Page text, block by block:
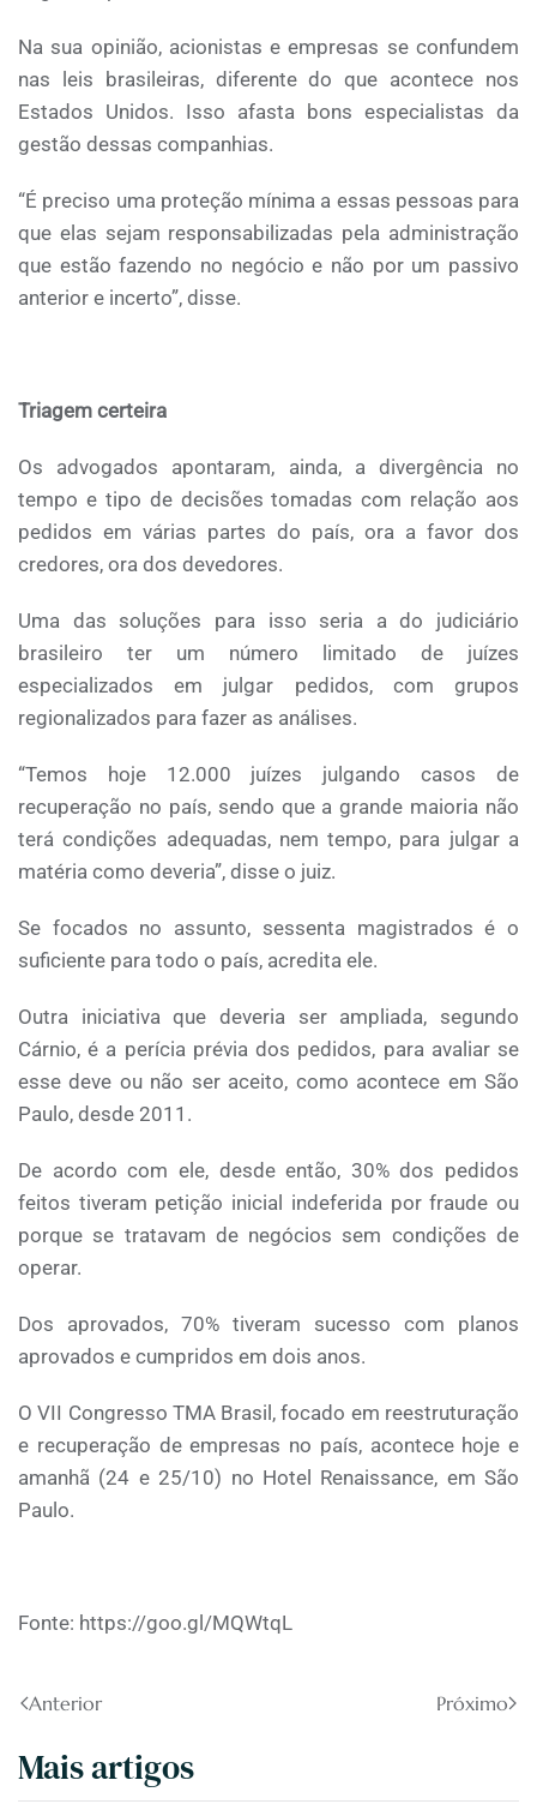
Na sua opinião, acionistas e empresas se confundem
nas leis brasileiras, diferente do que acontece nos
Estados Unidos. Isso afasta bons especialistas da
gestão dessas companhias.
“É preciso uma proteção mínima a essas pessoas para
que elas sejam responsabilizadas pela administração
que estão fazendo no negócio e não por um passivo
anterior e incerto”, disse.
Triagem certeira
Os advogados apontaram, ainda, a divergência no
tempo e tipo de decisões tomadas com relação aos
pedidos em várias partes do país, ora a favor dos
credores, ora dos devedores.
Uma das soluções para isso seria a do judiciário
brasileiro ter um número limitado de juízes
especializados em julgar pedidos, com grupos
regionalizados para fazer as análises.
“Temos hoje 12.000 juízes julgando casos de
recuperação no país, sendo que a grande maioria não
terá condições adequadas, nem tempo, para julgar a
matéria como deveria”, disse o juiz.
Se focados no assunto, sessenta magistrados é o
suficiente para todo o país, acredita ele.
Outra iniciativa que deveria ser ampliada, segundo
Cárnio, é a perícia prévia dos pedidos, para avaliar se
esse deve ou não ser aceito, como acontece em São
Paulo, desde 2011.
De acordo com ele, desde então, 30% dos pedidos
feitos tiveram petição inicial indeferida por fraude ou
porque se tratavam de negócios sem condições de
operar.
Dos aprovados, 70% tiveram sucesso com planos
aprovados e cumpridos em dois anos.
O VII Congresso TMA Brasil, focado em reestruturação
e recuperação de empresas no país, acontece hoje e
amanhã (24 e 25/10) no Hotel Renaissance, em São
Paulo.
Fonte: https://goo.gl/MQWtqL
Anterior Próximo
Mais artigos